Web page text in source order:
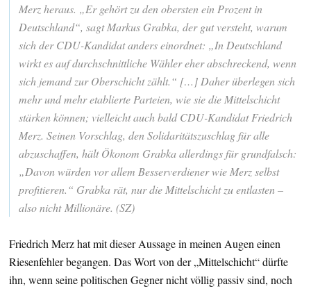
Merz heraus. „Er gehört zu den obersten ein Prozent in
Deutschland“, sagt Markus Grabka, der gut versteht, warum
sich der CDU-Kandidat anders einordnet: „In Deutschland
wirkt es auf durchschnittliche Wähler eher abschreckend, wenn
sich jemand zur Oberschicht zählt.“ […] Daher überlegen sich
mehr und mehr etablierte Parteien, wie sie die Mittelschicht
stärken können; vielleicht auch bald CDU-Kandidat Friedrich
Merz. Seinen Vorschlag, den Solidaritätszuschlag für alle
abzuschaffen, hält Ökonom Grabka allerdings für grundfalsch:
„Davon würden vor allem Besserverdiener wie Merz selbst
profitieren.“ Grabka rät, nur die Mittelschicht zu entlasten –
also nicht Millionäre. (SZ)
Friedrich Merz hat mit dieser Aussage in meinen Augen einen
Riesenfehler begangen. Das Wort von der „Mittelschicht“ dürfte
ihn, wenn seine politischen Gegner nicht völlig passiv sind, noch